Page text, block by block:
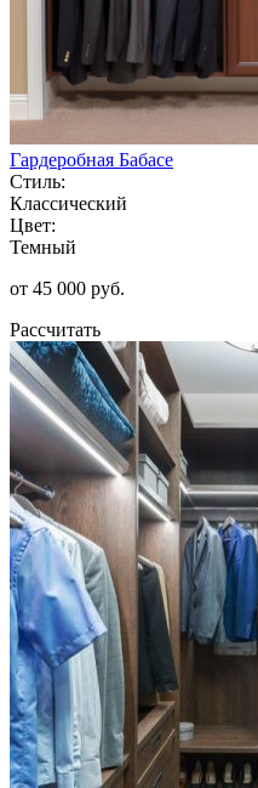
Гардеробная Бабасе
Стиль:
Классический
Цвет:
Темный
от 45 000 руб.
Рассчитать